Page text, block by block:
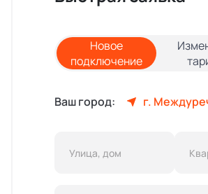
Новое
подключение
Ваш город: г.